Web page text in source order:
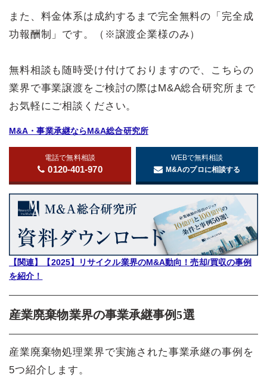
また、料金体系は成約するまで完全無料の「完全成
功報酬制」です。（※譲渡企業様のみ）
無料相談も随時受け付けておりますので、こちらの
業界で事業譲渡をご検討の際はM&A総合研究所まで
お気軽にご相談ください。
M&A・事業承継ならM&A総合研究所
電話で無料相談
0120-401-970
WEBで無料相談
M&Aのプロに相談する
【関連】【2025】リサイクル業界のM&A動向！売却/買収の事例
を紹介！
産業廃棄物業界の事業承継事例5選
産業廃棄物処理業界で実施された事業承継の事例を
5つ紹介します。